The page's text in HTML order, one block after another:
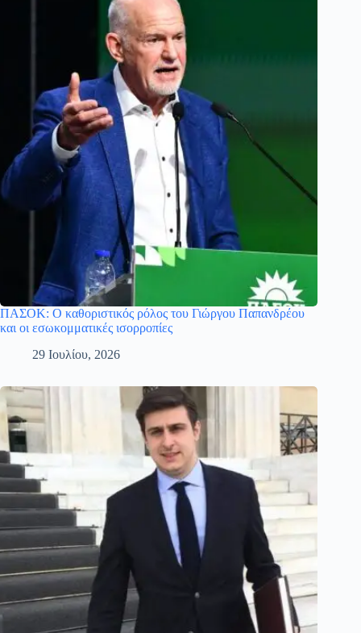
ΠΑΣΟΚ: Ο καθοριστικός ρόλος του Γιώργου Παπανδρέου
και οι εσωκομματικές ισορροπίες
29 Ιουλίου, 2026